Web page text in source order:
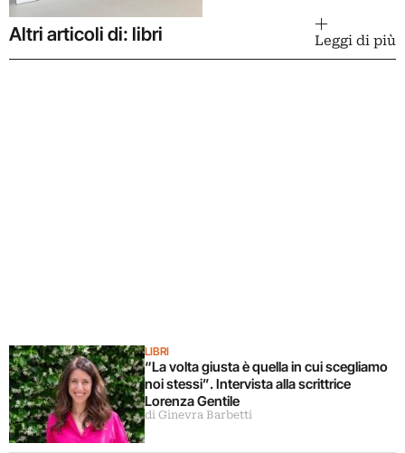
Altri articoli di: libri Leggi di più
LIBRI
“La volta giusta è quella in cui scegliamo
noi stessi”. Intervista alla scrittrice
Lorenza Gentile
di Ginevra Barbetti